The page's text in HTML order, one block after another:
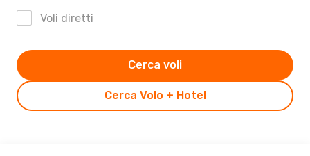
Voli diretti
Cerca Volo + Hotel
Cerca voli